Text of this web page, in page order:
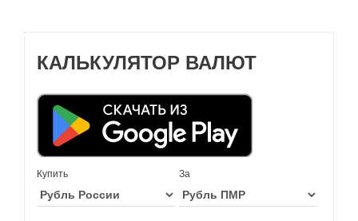
КАЛЬКУЛЯТОР ВАЛЮТ
Купить За